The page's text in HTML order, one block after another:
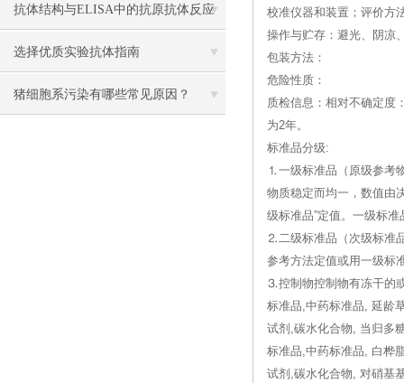
（PAF） ELISA 检测试剂盒说明书
抗体结构与ELISA中的抗原抗体反应
解读
选择优质实验抗体指南
猪细胞系污染有哪些常见原因？
校准仪器和装置；评价方
操作与贮存：避光、阴凉
包装方法：
危险性质：
质检信息：相对不确定度
为2年。
标准品分级:
⒈一级标准品（原级参考
物质稳定而均一，数值由
级标准品”定值。一级标
⒉二级标准品（次级标准
参考方法定值或用一级标
⒊控制物控制物有冻干的
标准品,中药标准品, 延龄
试剂,碳水化合物, 当归多
标准品,中药标准品, 白桦
试剂,碳水化合物, 对硝基